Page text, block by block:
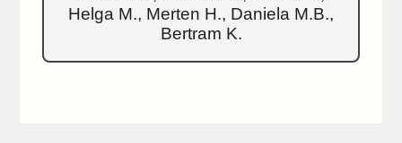
Helga M., Merten H., Daniela M.B.,
Bertram K.